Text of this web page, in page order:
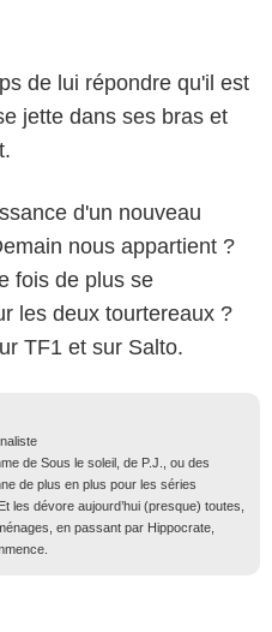
de lui répondre qu'il est
jette dans ses bras et
d'un nouveau
nous appartient ?
fois de plus se
les deux tourtereaux ?
TF1 et sur Salto.
de Sous le soleil, de P.J., ou des
de plus en plus pour les séries
les dévore aujourd’hui (presque) toutes,
en passant par Hippocrate,